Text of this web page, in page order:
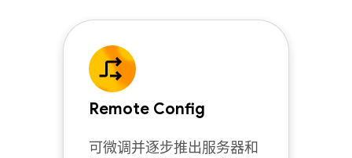
Remote Config
可微调并逐步推出服务器和